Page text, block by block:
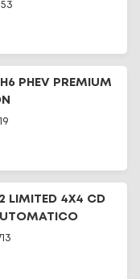
PHEV PREMIUM
LIMITED 4X4 CD